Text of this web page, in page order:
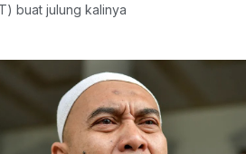
buat julung kalinya